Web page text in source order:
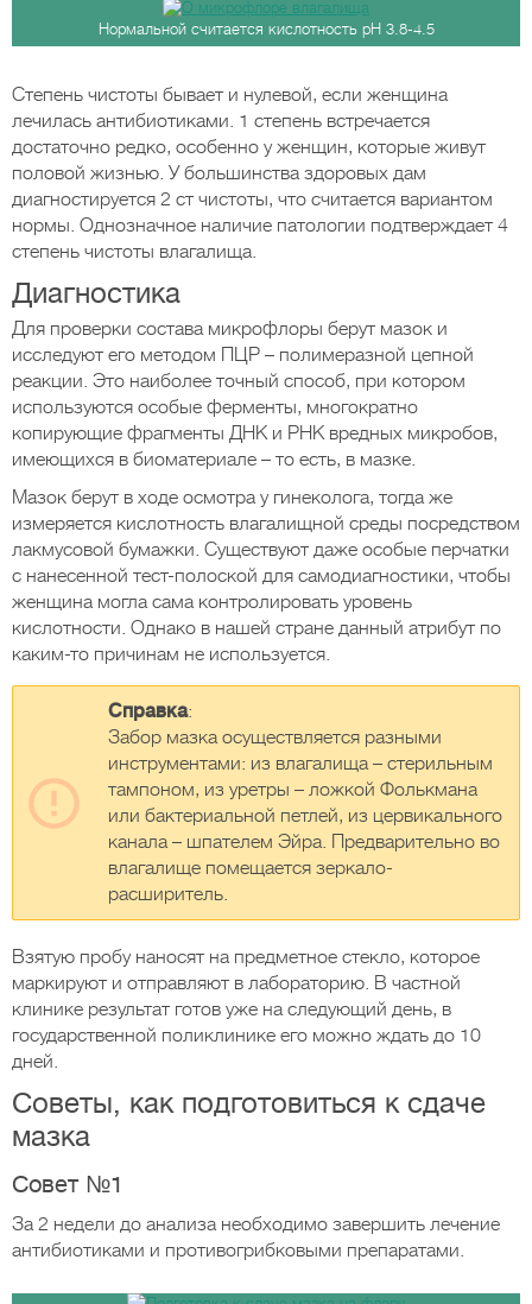
Нормальной считается кислотность pH 3.8-4.5
Степень чистоты бывает и нулевой, если женщина
лечилась антибиотиками. 1 степень встречается
достаточно редко, особенно у женщин, которые живут
половой жизнью. У большинства здоровых дам
диагностируется 2 ст чистоты, что считается вариантом
нормы. Однозначное наличие патологии подтверждает 4
степень чистоты влагалища.
Диагностика
Для проверки состава микрофлоры берут мазок и
исследуют его методом ПЦР – полимеразной цепной
реакции. Это наиболее точный способ, при котором
используются особые ферменты, многократно
копирующие фрагменты ДНК и РНК вредных микробов,
имеющихся в биоматериале – то есть, в мазке.
Мазок берут в ходе осмотра у гинеколога, тогда же
измеряется кислотность влагалищной среды посредством
лакмусовой бумажки. Существуют даже особые перчатки
с нанесенной тест-полоской для самодиагностики, чтобы
женщина могла сама контролировать уровень
кислотности. Однако в нашей стране данный атрибут по
каким-то причинам не используется.
Справка:
Забор мазка осуществляется разными
инструментами: из влагалища – стерильным
тампоном, из уретры – ложкой Фолькмана
или бактериальной петлей, из цервикального
канала – шпателем Эйра. Предварительно во
влагалище помещается зеркало-
расширитель.
Взятую пробу наносят на предметное стекло, которое
маркируют и отправляют в лабораторию. В частной
клинике результат готов уже на следующий день, в
государственной поликлинике его можно ждать до 10
дней.
Советы, как подготовиться к сдаче
мазка
Совет №1
За 2 недели до анализа необходимо завершить лечение
антибиотиками и противогрибковыми препаратами.